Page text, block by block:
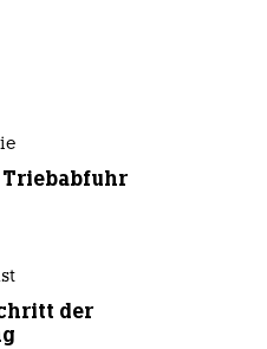
Triebabfuhr
der